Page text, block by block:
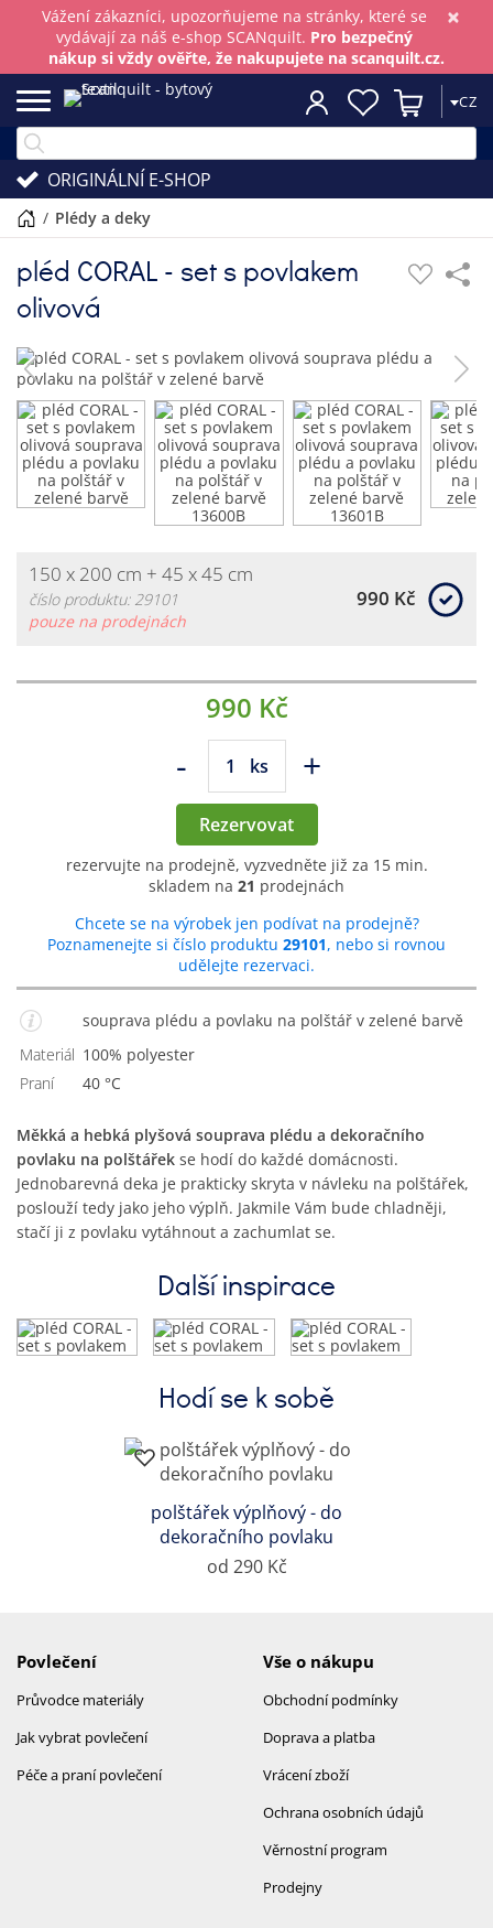
×
Vážení zákazníci, upozorňujeme na stránky, které se
vydávají za náš e-shop SCANquilt. Pro bezpečný
nákup si vždy ověřte, že nakupujete na scanquilt.cz.
CZ
ORIGINÁLNÍ E-SHOP
/ plédy a deky
pléd CORAL - set s povlakem
olivová
150 x 200 cm + 45 x 45 cm
číslo produktu: 29101
pouze na prodejnách
990 Kč
990 Kč
- ks +
Rezervovat
rezervujte na prodejně, vyzvedněte již za 15 min.
skladem na 21 prodejnách
Chcete se na výrobek jen podívat na prodejně?
Poznamenejte si číslo produktu 29101, nebo si rovnou
udělejte rezervaci.
souprava plédu a povlaku na polštář v zelené barvě
Materiál
100% polyester
Praní
40 °C
Měkká a hebká plyšová souprava plédu a dekoračního
povlaku na polštářek se hodí do každé domácnosti.
Jednobarevná deka je prakticky skryta v návleku na polštářek,
poslouží tedy jako jeho výplň. Jakmile Vám bude chladněji,
stačí ji z povlaku vytáhnout a zachumlat se.
Další inspirace
Hodí se k sobě
polštářek výplňový - do
dekoračního povlaku
od 290 Kč
Povlečení
Průvodce materiály
Jak vybrat povlečení
Péče a praní povlečení
Vše o nákupu
Obchodní podmínky
Doprava a platba
Vrácení zboží
Ochrana osobních údajů
Věrnostní program
Prodejny